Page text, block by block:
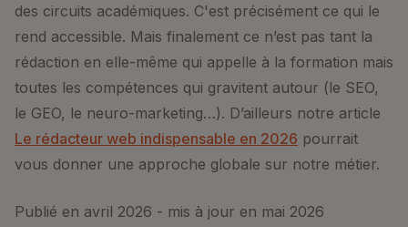
des circuits académiques. C'est précisément ce qui le
rend accessible. Mais finalement ce n’est pas tant la
rédaction en elle-même qui appelle à la formation mais
toutes les compétences qui gravitent autour (le SEO,
le GEO, le neuro-marketing…). D’ailleurs notre article
Le rédacteur web indispensable en 2026 pourrait
vous donner une approche globale sur notre métier.
Publié en avril 2026 - mis à jour en mai 2026